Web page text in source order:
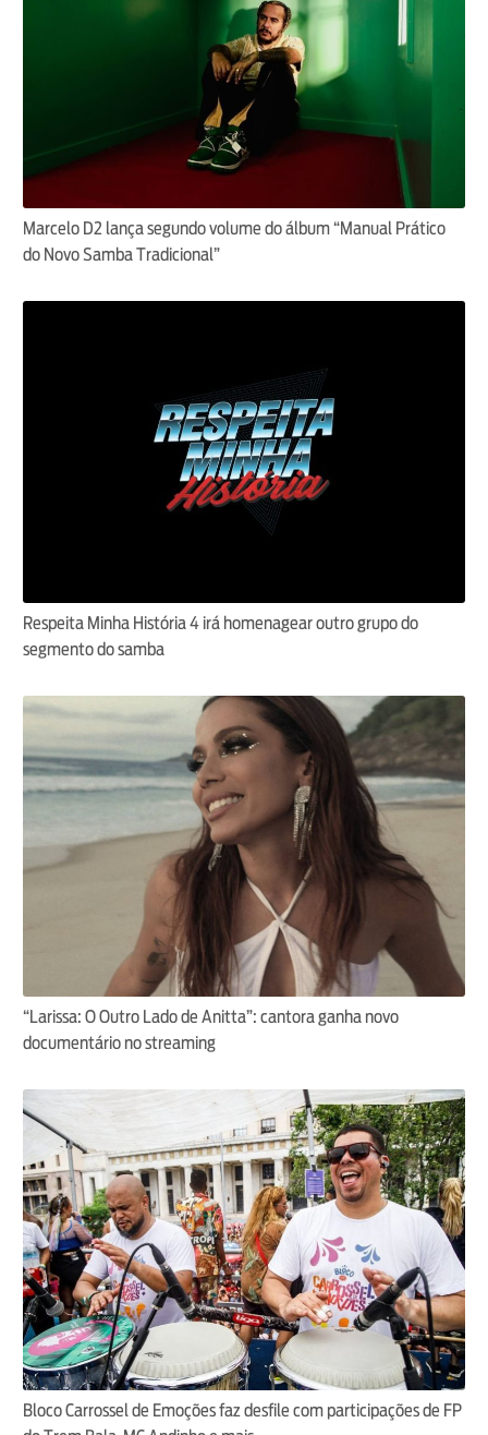
Marcelo D2 lança segundo volume do álbum “Manual Prático
do Novo Samba Tradicional”
Respeita Minha História 4 irá homenagear outro grupo do
segmento do samba
“Larissa: O Outro Lado de Anitta”: cantora ganha novo
documentário no streaming
Bloco Carrossel de Emoções faz desfile com participações de FP